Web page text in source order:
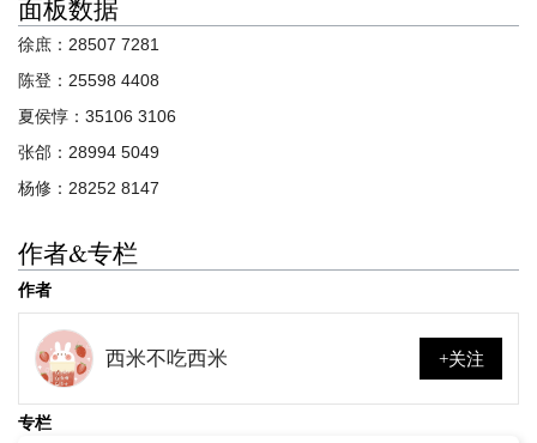
面板数据
徐庶：28507 7281
陈登：25598 4408
夏侯惇：35106 3106
张郃：28994 5049
杨修：28252 8147
作者&专栏
作者
西米不吃西米 +关注
专栏